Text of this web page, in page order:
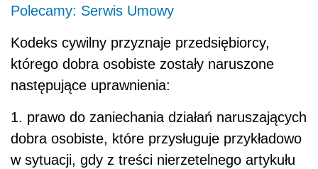
Polecamy: Serwis Umowy
Kodeks cywilny przyznaje przedsiębiorcy,
którego dobra osobiste zostały naruszone
następujące uprawnienia:
1. prawo do zaniechania działań naruszających
dobra osobiste, które przysługuje przykładowo
w sytuacji, gdy z treści nierzetelnego artykułu